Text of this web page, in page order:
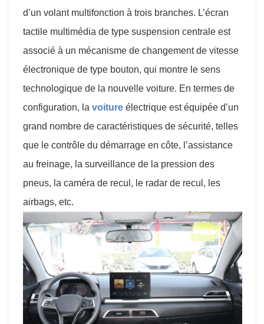
d’un volant multifonction à trois branches. L’écran
tactile multimédia de type suspension centrale est
associé à un mécanisme de changement de vitesse
électronique de type bouton, qui montre le sens
technologique de la nouvelle voiture. En termes de
configuration, la voiture électrique est équipée d’un
grand nombre de caractéristiques de sécurité, telles
que le contrôle du démarrage en côte, l’assistance
au freinage, la surveillance de la pression des
pneus, la caméra de recul, le radar de recul, les
airbags, etc.